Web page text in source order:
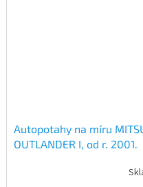
Autopotahy na míru
OUTLANDER I, od r. 2001.